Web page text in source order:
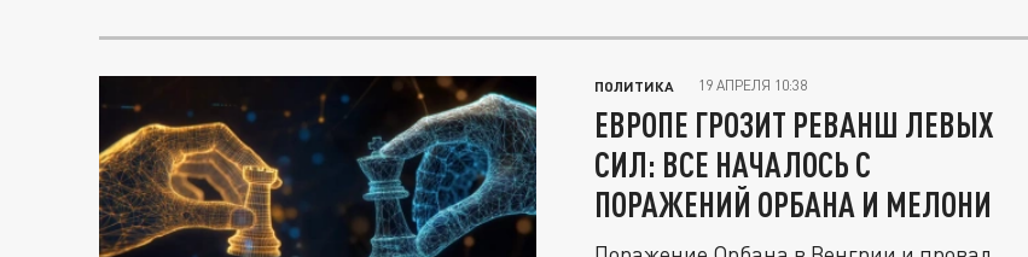
ПОЛИТИКА 19 АПРЕЛЯ 10:38
ЕВРОПЕ ГРОЗИТ РЕВАНШ ЛЕВЫХ
СИЛ: ВСЕ НАЧАЛОСЬ С
ПОРАЖЕНИЙ ОРБАНА И МЕЛОНИ